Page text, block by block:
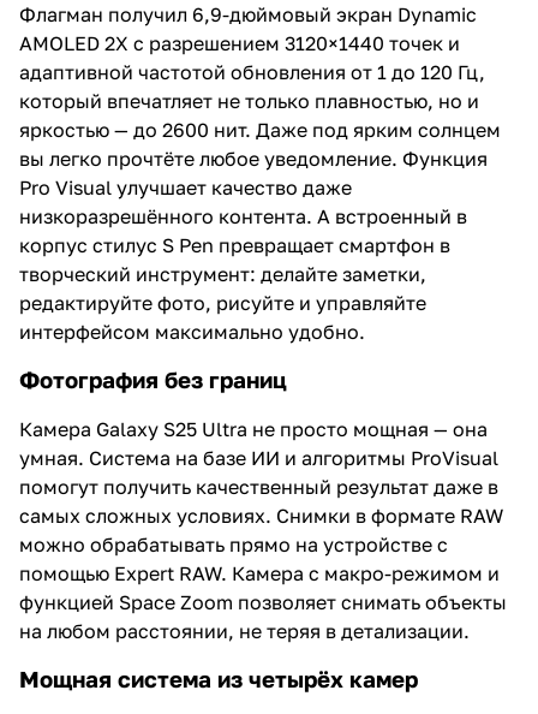
Флагман получил 6,9-дюймовый экран Dynamic
AMOLED 2X с разрешением 3120×1440 точек и
адаптивной частотой обновления от 1 до 120 Гц,
который впечатляет не только плавностью, но и
яркостью — до 2600 нит. Даже под ярким солнцем
вы легко прочтёте любое уведомление. Функция
Pro Visual улучшает качество даже
низкоразрешённого контента. А встроенный в
корпус стилус S Pen превращает смартфон в
творческий инструмент: делайте заметки,
редактируйте фото, рисуйте и управляйте
интерфейсом максимально удобно.
Фотография без границ
Камера Galaxy S25 Ultra не просто мощная — она
умная. Система на базе ИИ и алгоритмы ProVisual
помогут получить качественный результат даже в
самых сложных условиях. Снимки в формате RAW
можно обрабатывать прямо на устройстве с
помощью Expert RAW. Камера с макро-режимом и
функцией Space Zoom позволяет снимать объекты
на любом расстоянии, не теряя в детализации.
Мощная система из четырёх камер